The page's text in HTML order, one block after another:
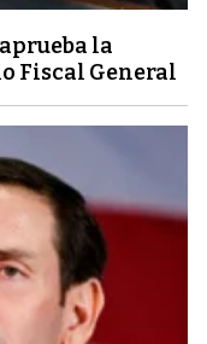
la
Fiscal General